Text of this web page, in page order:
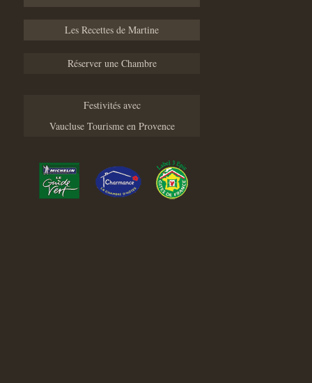
Les Recettes de Martine
Réserver une Chambre
Festivités avec
Vaucluse Tourisme en Provence